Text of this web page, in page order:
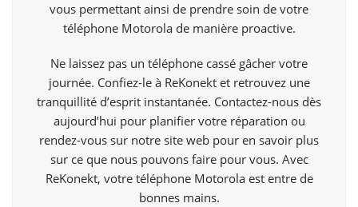
vous permettant ainsi de prendre soin de votre
téléphone Motorola de manière proactive.
Ne laissez pas un téléphone cassé gâcher votre
journée. Confiez-le à ReKonekt et retrouvez une
tranquillité d’esprit instantanée. Contactez-nous dès
aujourd’hui pour planifier votre réparation ou
rendez-vous sur notre site web pour en savoir plus
sur ce que nous pouvons faire pour vous. Avec
ReKonekt, votre téléphone Motorola est entre de
bonnes mains.